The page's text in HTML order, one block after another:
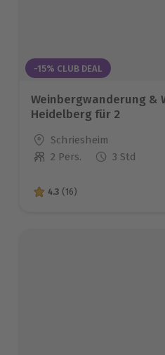
-15% CLUB DEAL
Weinbergwanderung &
Heidelberg für 2
Standort
Schriesheim
Anzahl der Teilnehmer
2 Pers. 3 Std
4.3 von 5 Sternen
4.3 (16)